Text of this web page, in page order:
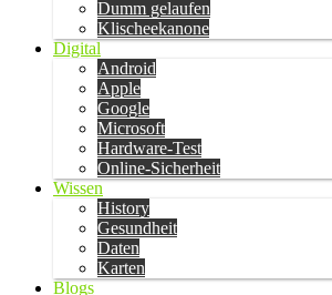
Dumm gelaufen
Klischeekanone
Digital
Android
Apple
Google
Microsoft
Hardware-Test
Online-Sicherheit
Wissen
History
Gesundheit
Daten
Karten
Blogs